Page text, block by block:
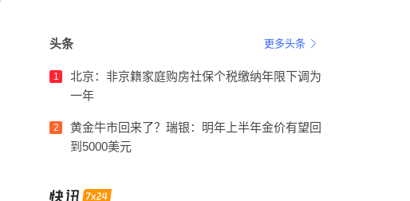
头条 更多头条
1
北京：非京籍家庭购房社保个税缴纳年限下调为
一年
2
黄金牛市回来了？瑞银：明年上半年金价有望回
到5000美元